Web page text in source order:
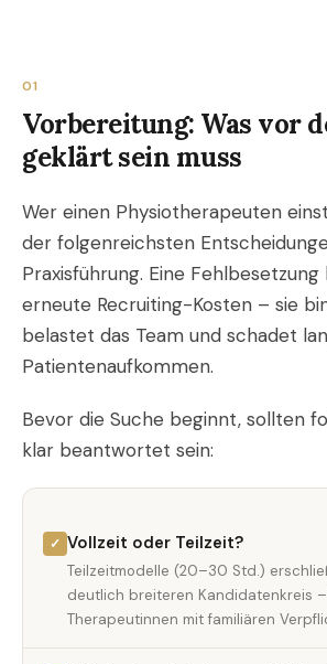
01
Vorbereitung: Was vor
geklärt sein muss
Wer einen Physiotherapeuten
der folgenreichsten
Praxisführung. Eine
erneute Recruiting-Kosten – sie
belastet das Team und schadet
Patientenaufkommen.
Bevor die Suche beginnt, sollten
klar beantwortet sein:
✓ Vollzeit oder Teilzeit?
Teilzeitmodelle (20–30 Std.)
deutlich breiteren Kandidatenkreis
Therapeutinnen mit familiären